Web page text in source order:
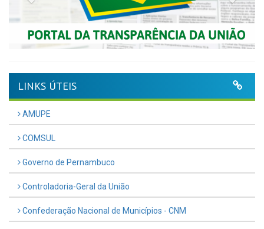
LINKS ÚTEIS
AMUPE
COMSUL
Governo de Pernambuco
Controladoria-Geral da União
Confederação Nacional de Municípios - CNM